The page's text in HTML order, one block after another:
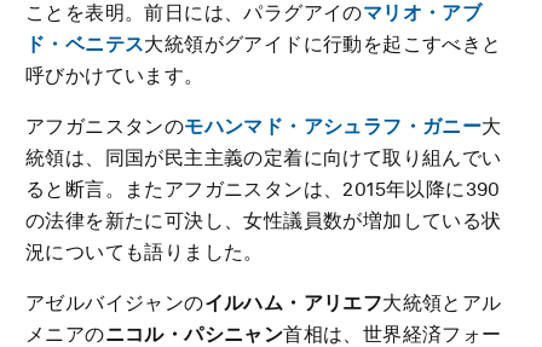
ことを表明。前日には、パラグアイのマリオ・アブ
ド・ベニテス大統領がグアイドに行動を起こすべきと
呼びかけています。
アフガニスタンのモハンマド・アシュラフ・ガニー大
統領は、同国が民主主義の定着に向けて取り組んでい
ると断言。またアフガニスタンは、2015年以降に390
の法律を新たに可決し、女性議員数が増加している状
況についても語りました。
アゼルバイジャンのイルハム・アリエフ大統領とアル
メニアのニコル・パシニャン首相は、世界経済フォー